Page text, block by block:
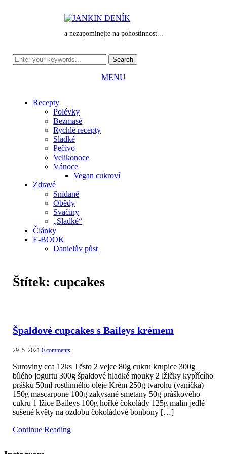
a nezapomínejte na pohostinnost...
MENU
Recepty
Polévky
Bezmasé
Rychlé recepty
Sladké
Pečivo
Velikonoce
Vánoce
Vegan cukroví
Zdravé
Snídaně
Obědy
Svačiny
„Sladké“
Články
E-BOOK
Danielův půst
Štítek: cupcakes
Špaldové cupcakes s Baileys krémem
29. 5. 2021 0 comments
Suroviny cca 12ks Těsto 2 vejce 80g cukru krupice 300g
bílého jogurtu 300g špaldové hladké mouky 2 lžičky kypřícího
prášku 50ml rostlinného oleje Krém 250g tvarohu (vanička)
150g mascarpone 100g zakysané smetany 50g práškového
cukru 1 lžíce Baileys 100g hořké čokolády 125g malin jedlé
sušené květy na ozdobu čokoládové bonbony […]
Continue Reading